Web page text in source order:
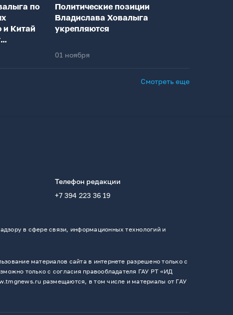
по
и Китай
Политические позиции
Владислава Ховалыга
укрепляются
01 ноября
Смотреть еще
Телефон редакции
+7 394 223 36 19
в сфере связи, информационных технологий и
материалов сайта в интернете разрешено только с
только с согласия правообладателя ГАУ РТ «ИД
размещаются, в том числе и материалы от ГАУ